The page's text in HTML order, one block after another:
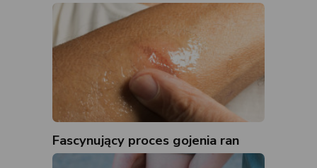
Fascynujący proces gojenia ran